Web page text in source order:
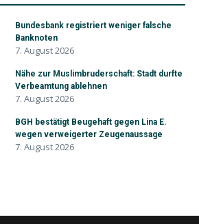
Bundesbank registriert weniger falsche
Banknoten
7. August 2026
Nähe zur Muslimbruderschaft: Stadt durfte
Verbeamtung ablehnen
7. August 2026
BGH bestätigt Beugehaft gegen Lina E.
wegen verweigerter Zeugenaussage
7. August 2026